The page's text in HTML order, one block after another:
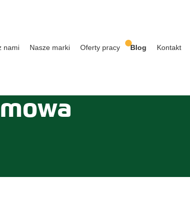
nami Nasze marki Oferty pracy Blog Kontakt